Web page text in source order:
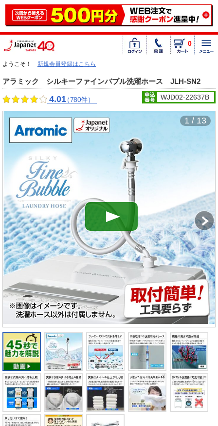
0
ようこそ！ 新規会員登録はこちら
アラミック シルキーファインバブル洗濯ホース JLH-SN2
4.01（780件） WJD02-22637B
1 / 13